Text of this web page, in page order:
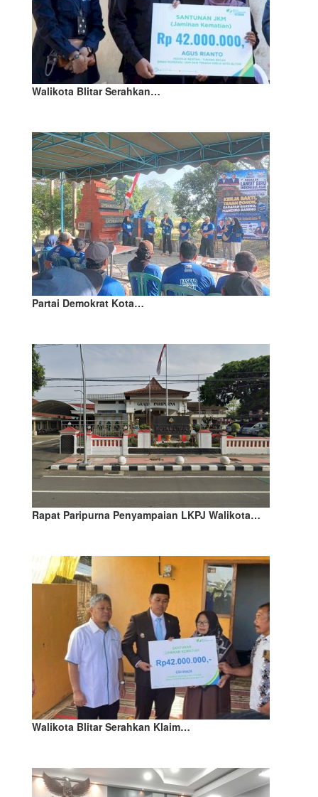
Walikota Blitar Serahkan…
Partai Demokrat Kota…
Rapat Paripurna Penyampaian LKPJ Walikota…
Walikota Blitar Serahkan Klaim…